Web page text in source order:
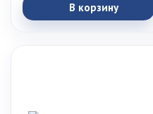
В корзину